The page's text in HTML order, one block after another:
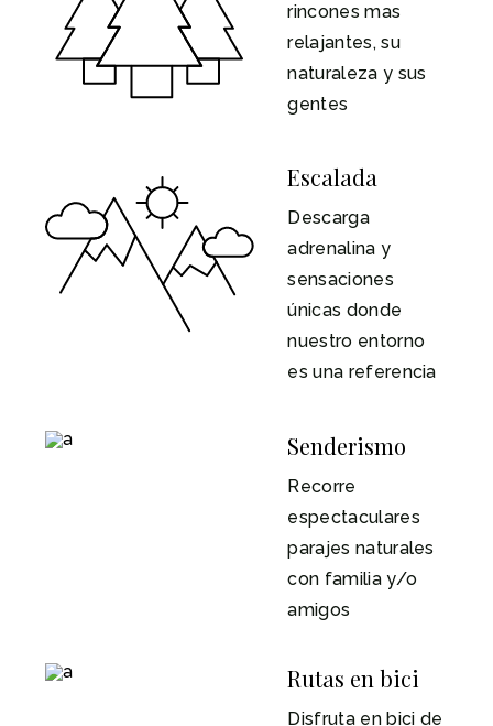
rincones mas
relajantes, su
naturaleza y sus
gentes
Escalada
Descarga
adrenalina y
sensaciones
únicas donde
nuestro entorno
es una referencia
Senderismo
Recorre
espectaculares
parajes naturales
con familia y/o
amigos
Rutas en bici
Disfruta en bici de